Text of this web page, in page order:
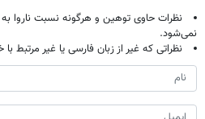
نظرات حاوی توهین و هرگونه نسبت
نمی‌شود.
نظراتی که غیر از زبان فارسی یا غیر مرتبط